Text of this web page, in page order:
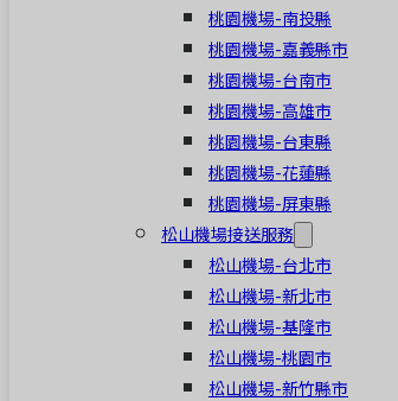
桃園機場-南投縣
桃園機場-嘉義縣市
桃園機場-台南市
桃園機場-高雄市
桃園機場-台東縣
桃園機場-花蓮縣
桃園機場-屏東縣
松山機場接送服務
松山機場-台北市
松山機場-新北市
松山機場-基隆市
松山機場-桃園市
松山機場-新竹縣市